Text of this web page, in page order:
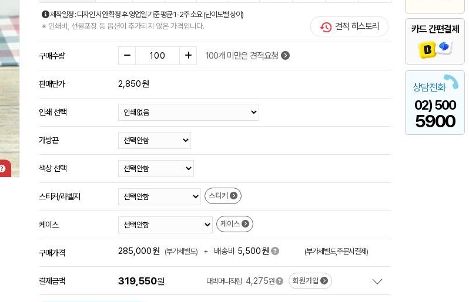
카드 간편결제
상담전화
02) 500
5900
제작일정 : 디자인 시안 확정 후 영업일 기준 평균 1-2주 소요 (난이도별 상이)
※ 인쇄비, 선물포장 등 옵션이 추가되지 않은 가격입니다.
견적 히스토리
구매수량 100개 미만은 견적요청
판매단가 2,850원
인쇄 선택
가방끈
색상 선택
스티커/라벨지 스티커
케이스 케이스
구매가격 285,000원 (부가세별도) + 배송비 5,500원 (부가세별도,주문시결제)
결제금액 319,550원 대박머니적립 4,275원 회원가입